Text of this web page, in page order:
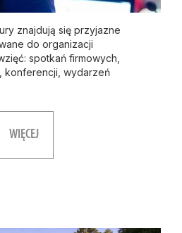
znajdują się przyjazne
do organizacji
spotkań firmowych,
konferencji, wydarzeń
WIĘCEJ